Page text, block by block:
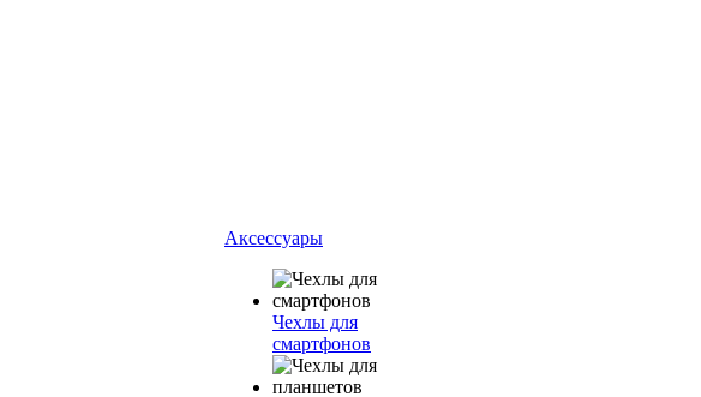
Аксессуары
Чехлы для
смартфонов